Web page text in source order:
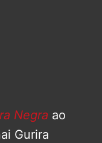
Negra ao
Gurira